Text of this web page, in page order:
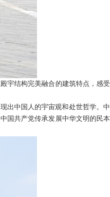
宇结构完美融合的建筑特点，感受
出中国人的宇宙观和处世哲学。中
国共产党传承发展中华文明的民本